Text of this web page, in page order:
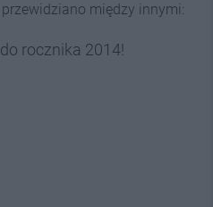
między innymi:
rocznika 2014!